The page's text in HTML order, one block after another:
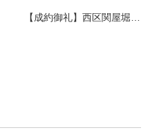
【成約御礼】西区関屋堀割